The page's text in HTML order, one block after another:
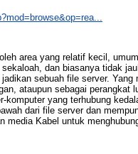
area yang relatif kecil,
dan biasanya tidak
sebuah file server.
ataupun sebagai perangkat
komputer yang terhubung
dari file server dan
media Kabel untuk